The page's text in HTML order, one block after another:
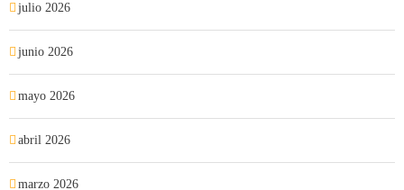
julio 2026
junio 2026
mayo 2026
abril 2026
marzo 2026